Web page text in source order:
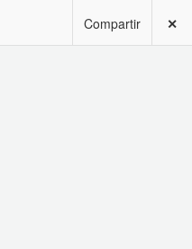
✕
Compartir